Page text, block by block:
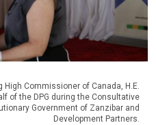
High Commissioner of Canada, H.E.
of the DPG during the Consultative
Government of Zanzibar and
Development Partners.